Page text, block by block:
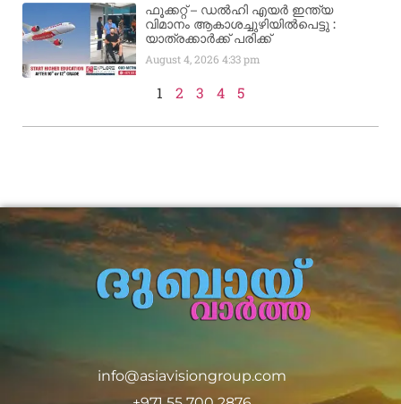
ഫൂക്കറ്റ് – ഡൽഹി എയര്‍ ഇന്ത്യ
വിമാനം ആകാശച്ചുഴിയില്‍പെട്ടു :
യാത്രക്കാര്‍ക്ക് പരിക്ക്
August 4, 20264:33 pm
1 2 3 4 5
info@asiavisiongroup.com